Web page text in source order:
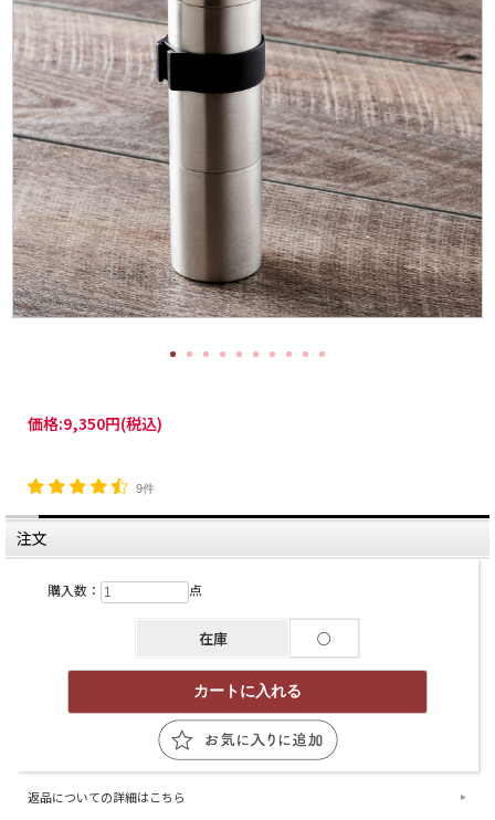
価格:9,350円(税込)
9件
注文
購入数： 点
在庫 ○
返品についての詳細はこちら